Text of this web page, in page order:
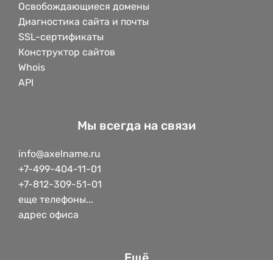
Освобождающиеся домены
Диагностика сайта и почты
SSL-сертификаты
Конструктор сайтов
Whois
API
Мы всегда на связи
info@axelname.ru
+7-499-404-11-01
+7-812-309-51-01
еще телефоны...
адрес офиса